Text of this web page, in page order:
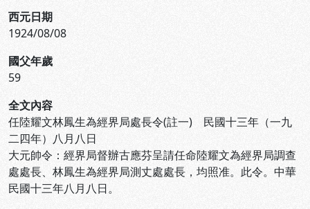
西元日期
1924/08/08
國父年歲
59
全文內容
任陸耀文林鳳生為經界局處長令(註一) 民國十三年（一九
二四年）八月八日
大元帥令：經界局督辦古應芬呈請任命陸耀文為經界局調查
處處長、林鳳生為經界局測丈處處長，均照准。此令。中華
民國十三年八月八日。